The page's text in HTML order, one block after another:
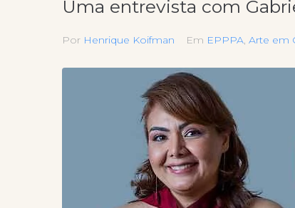
Uma entrevista com
Por Henrique Koifman Em EPPPA, Arte em